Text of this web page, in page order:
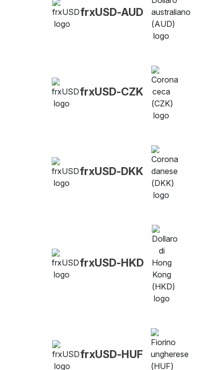
frxUSD-AUD
frxUSD-CZK
frxUSD-DKK
frxUSD-HKD
frxUSD-HUF